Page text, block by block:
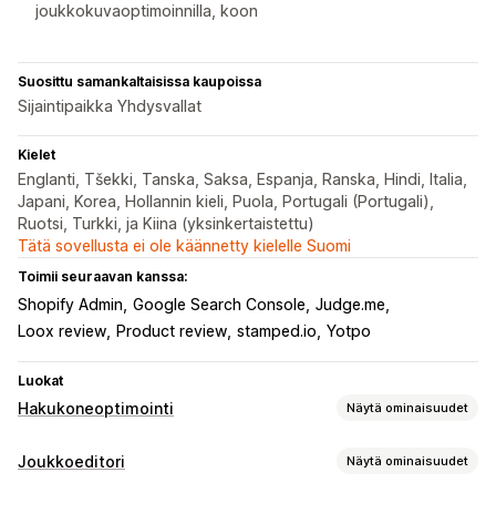
joukkokuvaoptimoinnilla, koon
Suosittu samankaltaisissa kaupoissa
Sijaintipaikka Yhdysvallat
Kielet
Englanti, Tšekki, Tanska, Saksa, Espanja, Ranska, Hindi, Italia,
Japani, Korea, Hollannin kieli, Puola, Portugali (Portugali),
Ruotsi, Turkki, ja Kiina (yksinkertaistettu)
Tätä sovellusta ei ole käännetty kielelle Suomi
Toimii seuraavan kanssa:
Shopify Admin Google Search Console Judge.me
Loox review
Product review stamped.io Yotpo
Luokat
Hakukoneoptimointi Näytä ominaisuudet
Hakuoptimointityökalut
Joukkoeditori Näytä ominaisuudet